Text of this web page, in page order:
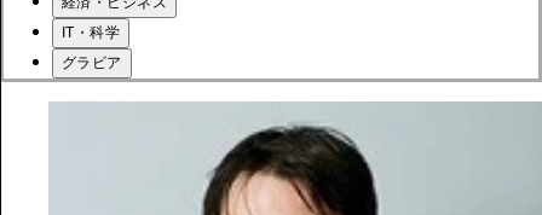
IT・科学
グラビア